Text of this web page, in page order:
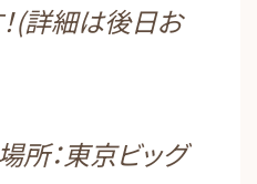
(詳細は後日お
ビッグ